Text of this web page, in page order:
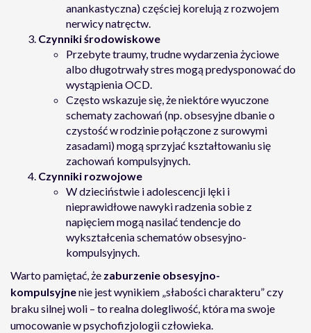
anankastyczna) częściej korelują z rozwojem
nerwicy natręctw.
Czynniki środowiskowe
Przebyte traumy, trudne wydarzenia życiowe
albo długotrwały stres mogą predysponować do
wystąpienia OCD.
Często wskazuje się, że niektóre wyuczone
schematy zachowań (np. obsesyjne dbanie o
czystość w rodzinie połączone z surowymi
zasadami) mogą sprzyjać kształtowaniu się
zachowań kompulsyjnych.
Czynniki rozwojowe
W dzieciństwie i adolescencji lęki i
nieprawidłowe nawyki radzenia sobie z
napięciem mogą nasilać tendencje do
wykształcenia schematów obsesyjno-
kompulsyjnych.
Warto pamiętać, że zaburzenie obsesyjno-
kompulsyjnenie jest wynikiem „słabości charakteru” czy
braku silnej woli – to realna dolegliwość, która ma swoje
umocowanie w psychofizjologii człowieka.